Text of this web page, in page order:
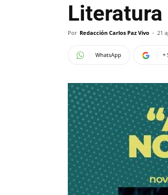
Por Redacción Carlos Paz Vivo - 21
WhatsApp +